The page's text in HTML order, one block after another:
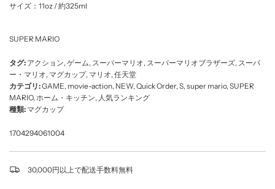
サイズ：11oz / 約325ml
SUPER MARIO
タグ: アクション, ゲーム, スーパーマリオ, スーパーマリオブラザーズ, スーパ
ー・マリオ, マグカップ, マリオ, 任天堂
カテゴリ:GAME, movie-action, NEW, Quick Order, S, super mario, SUPER
MARIO, ホーム・キッチン, 人気ランキング
種類: マグカップ
1704294061004
30,000円以上で配送手数料無料